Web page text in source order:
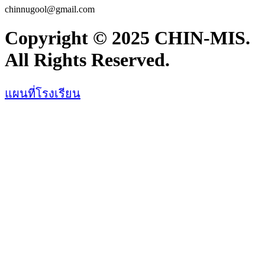
chinnugool@gmail.com
Copyright © 2025 CHIN-MIS.
All Rights Reserved.
แผนที่โรงเรียน